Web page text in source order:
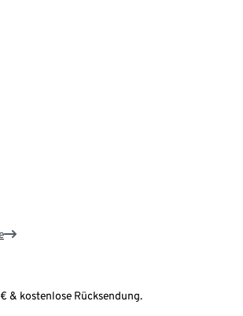
& kostenlose Rücksendung.